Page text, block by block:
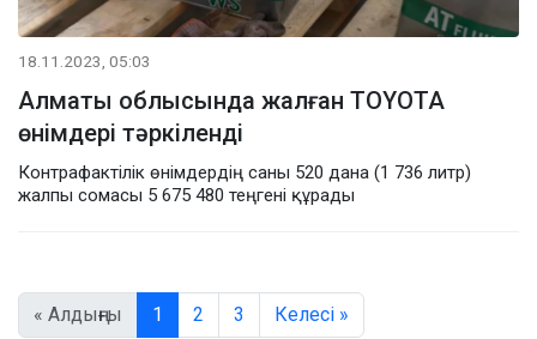
18.11.2023, 05:03
Алматы облысында жалған TOYOTA
өнімдері тәркіленді
Контрафактілік өнімдердің саны 520 дана (1 736 литр)
жалпы сомасы 5 675 480 теңгені құрады
« Алдыңғы 1 2 3 Келесі »